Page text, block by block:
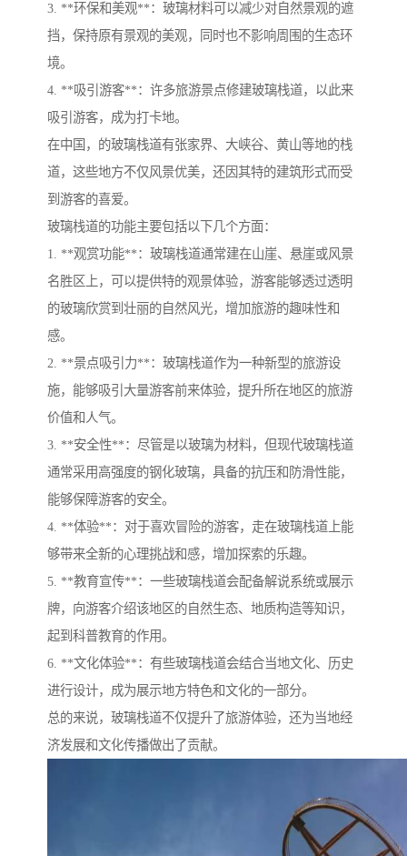
3. **环保和美观**：玻璃材料可以减少对自然景观的遮
挡，保持原有景观的美观，同时也不影响周围的生态环
境。
4. **吸引游客**：许多旅游景点修建玻璃栈道，以此来
吸引游客，成为打卡地。
在中国，的玻璃栈道有张家界、大峡谷、黄山等地的栈
道，这些地方不仅风景优美，还因其特的建筑形式而受
到游客的喜爱。
玻璃栈道的功能主要包括以下几个方面：
1. **观赏功能**：玻璃栈道通常建在山崖、悬崖或风景
名胜区上，可以提供特的观景体验，游客能够透过透明
的玻璃欣赏到壮丽的自然风光，增加旅游的趣味性和
感。
2. **景点吸引力**：玻璃栈道作为一种新型的旅游设
施，能够吸引大量游客前来体验，提升所在地区的旅游
价值和人气。
3. **安全性**：尽管是以玻璃为材料，但现代玻璃栈道
通常采用高强度的钢化玻璃，具备的抗压和防滑性能，
能够保障游客的安全。
4. **体验**：对于喜欢冒险的游客，走在玻璃栈道上能
够带来全新的心理挑战和感，增加探索的乐趣。
5. **教育宣传**：一些玻璃栈道会配备解说系统或展示
牌，向游客介绍该地区的自然生态、地质构造等知识，
起到科普教育的作用。
6. **文化体验**：有些玻璃栈道会结合当地文化、历史
进行设计，成为展示地方特色和文化的一部分。
总的来说，玻璃栈道不仅提升了旅游体验，还为当地经
济发展和文化传播做出了贡献。